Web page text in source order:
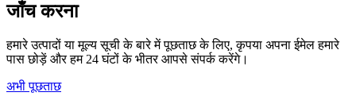
जाँच करना
हमारे उत्पादों या मूल्य सूची के बारे में पूछताछ के लिए, कृपया अपना ईमेल हमारे
पास छोड़ें और हम 24 घंटों के भीतर आपसे संपर्क करेंगे।
अभी पूछताछ